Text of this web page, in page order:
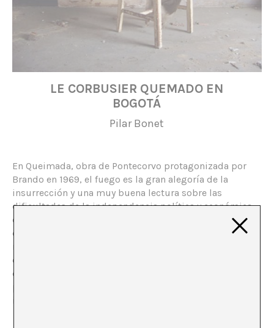
LE CORBUSIER QUEMADO EN
BOGOTÁ
Pilar Bonet
En Queimada, obra de Pontecorvo protagonizada por
Brando en 1969, el fuego es la gran alegoría de la
insurrección y una muy buena lectura sobre las
dificultades de la independencia política y económica
en los países latinoamericanos. Un alegato en contra del
colonialismo, el capitalismo y la esclavitud. Es decir, la
rebelión contra la tiranía del modelo político y
económico europeo. Se filmó en escenarios
colombianos, la isla imaginaria, y el villano era
portugués aunque debería ser francés o español, quizá
incluso suizo.